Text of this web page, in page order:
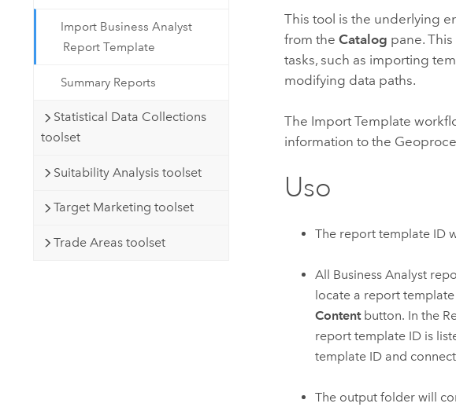
Import Business Analyst
Report Template
Summary Reports
Statistical Data Collections
toolset
Suitability Analysis toolset
Target Marketing toolset
Trade Areas toolset
This tool is the underlying
from theCatalog pane.
tasks, such as importing
modifying data paths.
The Import Template
information to the
Uso
The report template ID
All Business Analyst
locate a report template
Contentbutton. In the
report template ID is
template ID and
The output folder will